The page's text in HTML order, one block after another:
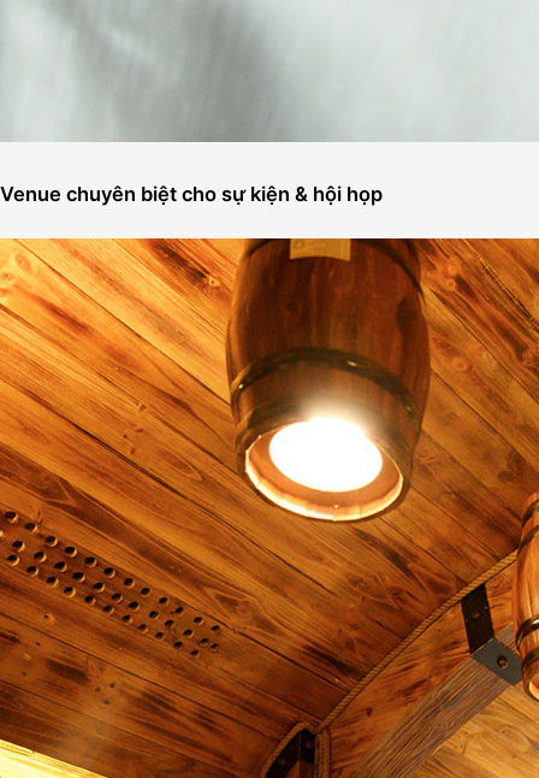
Venue chuyên biệt cho sự kiện & hội họp